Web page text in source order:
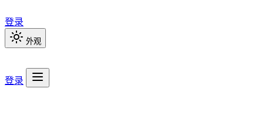
登录
外观
登录